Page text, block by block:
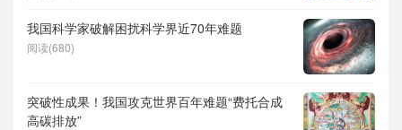
我国科学家破解困扰科学界近70年难题
阅读(680)
突破性成果！我国攻克世界百年难题“费托合成
高碳排放”